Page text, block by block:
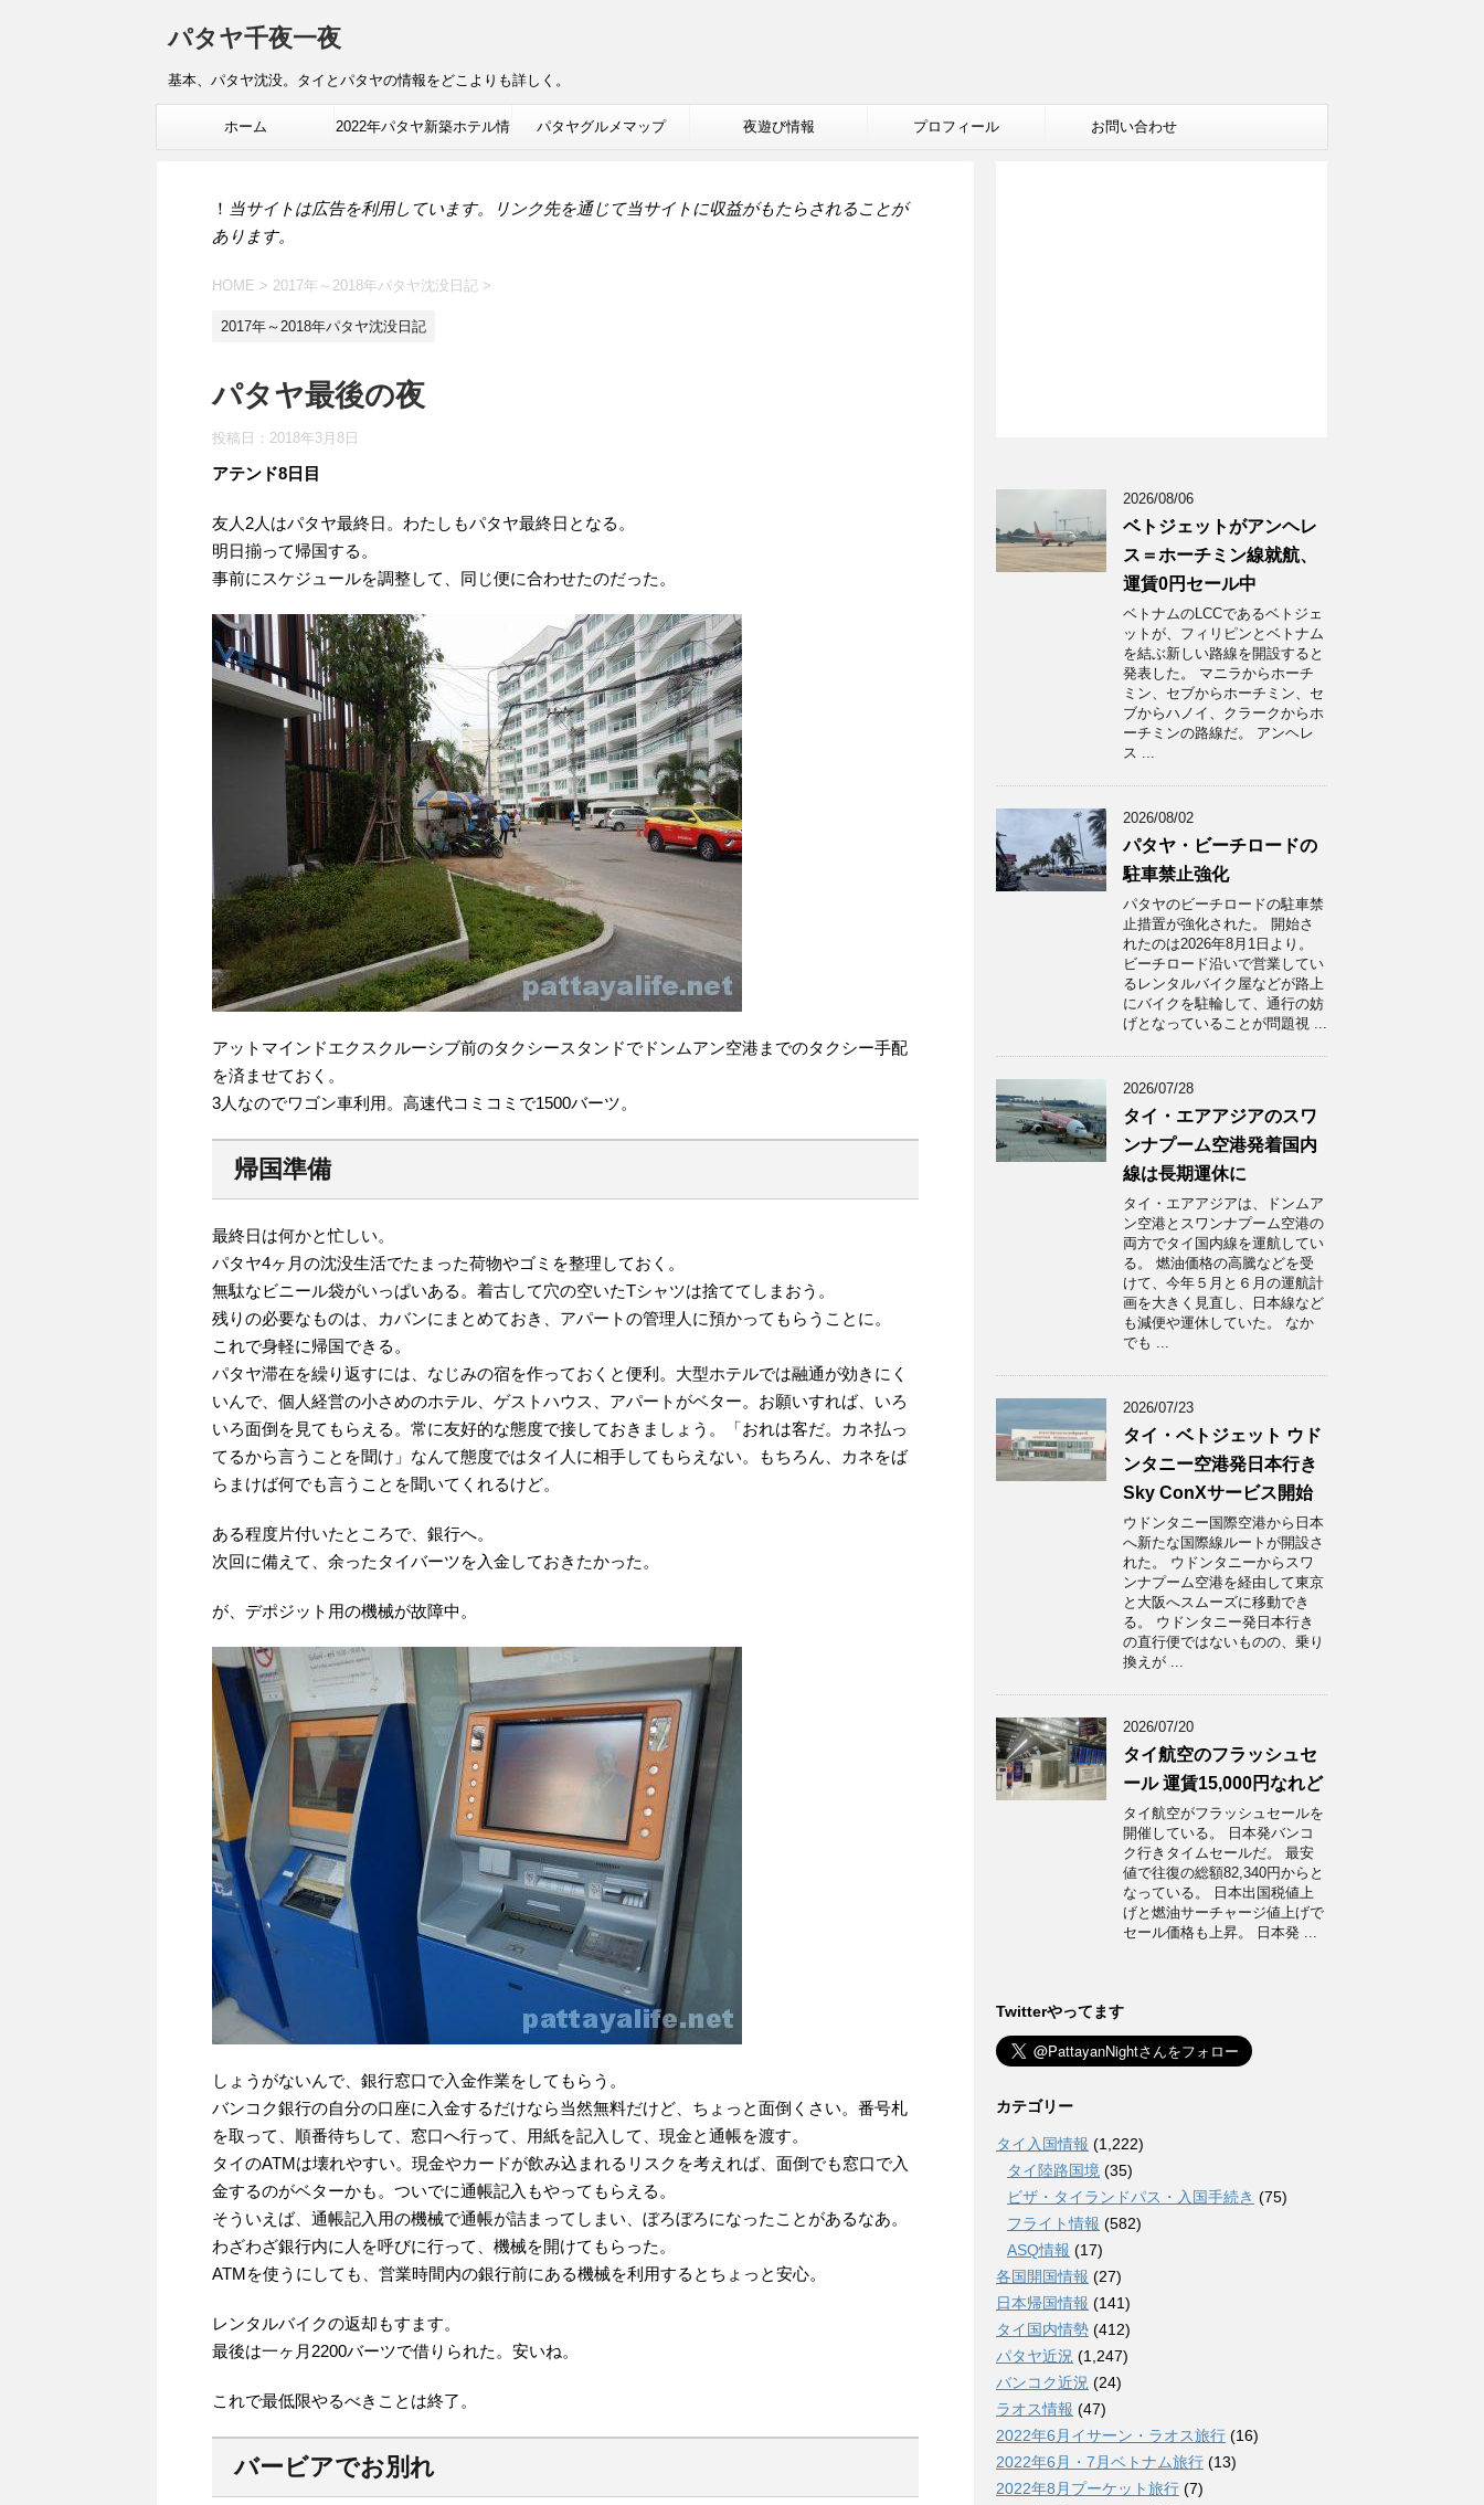
パタヤ千夜一夜
基本、パタヤ沈没。タイとパタヤの情報をどこよりも詳しく。
ホーム 2022年パタヤ新築ホテル情 パタヤグルメマップ 夜遊び情報 プロフィール お問い合わせ
！ 当サイトは広告を利用しています。リンク先を通じて当サイトに収益がもたらされることが
あります。
HOME > 2017年～2018年パタヤ沈没日記 >
2017年～2018年パタヤ沈没日記
パタヤ最後の夜
投稿日： 2018年3月8日
アテンド8日目
友人2人はパタヤ最終日。わたしもパタヤ最終日となる。
明日揃って帰国する。
事前にスケジュールを調整して、同じ便に合わせたのだった。
アットマインドエクスクルーシブ前のタクシースタンドでドンムアン空港までのタクシー手配
を済ませておく。
3人なのでワゴン車利用。高速代コミコミで1500バーツ。
帰国準備
最終日は何かと忙しい。
パタヤ4ヶ月の沈没生活でたまった荷物やゴミを整理しておく。
無駄なビニール袋がいっぱいある。着古して穴の空いたTシャツは捨ててしまおう。
残りの必要なものは、カバンにまとめておき、アパートの管理人に預かってもらうことに。
これで身軽に帰国できる。
パタヤ滞在を繰り返すには、なじみの宿を作っておくと便利。大型ホテルでは融通が効きにく
いんで、個人経営の小さめのホテル、ゲストハウス、アパートがベター。お願いすれば、いろ
いろ面倒を見てもらえる。常に友好的な態度で接しておきましょう。「おれは客だ。カネ払っ
てるから言うことを聞け」なんて態度ではタイ人に相手してもらえない。もちろん、カネをば
らまけば何でも言うことを聞いてくれるけど。
ある程度片付いたところで、銀行へ。
次回に備えて、余ったタイバーツを入金しておきたかった。
が、デポジット用の機械が故障中。
しょうがないんで、銀行窓口で入金作業をしてもらう。
バンコク銀行の自分の口座に入金するだけなら当然無料だけど、ちょっと面倒くさい。番号札
を取って、順番待ちして、窓口へ行って、用紙を記入して、現金と通帳を渡す。
タイのATMは壊れやすい。現金やカードが飲み込まれるリスクを考えれば、面倒でも窓口で入
金するのがベターかも。ついでに通帳記入もやってもらえる。
そういえば、通帳記入用の機械で通帳が詰まってしまい、ぼろぼろになったことがあるなあ。
わざわざ銀行内に人を呼びに行って、機械を開けてもらった。
ATMを使うにしても、営業時間内の銀行前にある機械を利用するとちょっと安心。
レンタルバイクの返却もすます。
最後は一ヶ月2200バーツで借りられた。安いね。
これで最低限やるべきことは終了。
バービアでお別れ
2026/08/06
ベトジェットがアンヘレ
ス＝ホーチミン線就航、
運賃0円セール中
ベトナムのLCCであるベトジェ
ットが、フィリピンとベトナム
を結ぶ新しい路線を開設すると
発表した。 マニラからホーチ
ミン、セブからホーチミン、セ
ブからハノイ、クラークからホ
ーチミンの路線だ。 アンヘレ
ス ...
2026/08/02
パタヤ・ビーチロードの
駐車禁止強化
パタヤのビーチロードの駐車禁
止措置が強化された。 開始さ
れたのは2026年8月1日より。
ビーチロード沿いで営業してい
るレンタルバイク屋などが路上
にバイクを駐輪して、通行の妨
げとなっていることが問題視 ...
2026/07/28
タイ・エアアジアのスワ
ンナプーム空港発着国内
線は長期運休に
タイ・エアアジアは、ドンムア
ン空港とスワンナプーム空港の
両方でタイ国内線を運航してい
る。 燃油価格の高騰などを受
けて、今年５月と６月の運航計
画を大きく見直し、日本線など
も減便や運休していた。 なか
でも ...
2026/07/23
タイ・ベトジェット ウド
ンタニー空港発日本行き
Sky ConXサービス開始
ウドンタニー国際空港から日本
へ新たな国際線ルートが開設さ
れた。 ウドンタニーからスワ
ンナプーム空港を経由して東京
と大阪へスムーズに移動でき
る。 ウドンタニー発日本行き
の直行便ではないものの、乗り
換えが ...
2026/07/20
タイ航空のフラッシュセ
ール 運賃15,000円なれど
タイ航空がフラッシュセールを
開催している。 日本発バンコ
ク行きタイムセールだ。 最安
値で往復の総額82,340円からと
なっている。 日本出国税値上
げと燃油サーチャージ値上げで
セール価格も上昇。 日本発 ...
Twitterやってます
カテゴリー
タイ入国情報 (1,222)
タイ陸路国境 (35)
ビザ・タイランドパス・入国手続き (75)
フライト情報 (582)
ASQ情報 (17)
各国開国情報 (27)
日本帰国情報 (141)
タイ国内情勢 (412)
パタヤ近況 (1,247)
バンコク近況 (24)
ラオス情報 (47)
2022年6月イサーン・ラオス旅行 (16)
2022年6月・7月ベトナム旅行 (13)
2022年8月プーケット旅行 (7)